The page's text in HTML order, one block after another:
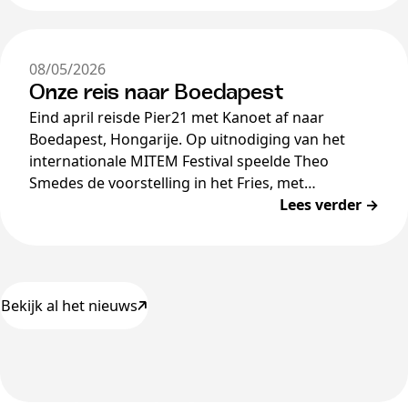
08/05/2026
Onze reis naar Boedapest
Eind april reisde Pier21 met Kanoet af naar
Boedapest, Hongarije. Op uitnodiging van het
internationale MITEM Festival speelde Theo
Smedes de voorstelling in het Fries, met
Hongaarse en Engelse boventiteling, in het…
Lees verder →
Bekijk al het nieuws